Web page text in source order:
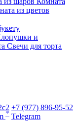
из цветов
и
Свечи для торта
+7 (977) 896-95-52
* Telegram